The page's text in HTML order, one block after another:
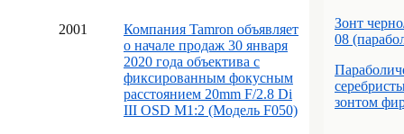
2001
Компания Tamron объявляет
о начале продаж 30 января
2020 года объектива с
фиксированным фокусным
расстоянием 20mm F/2.8 Di
III OSD M1:2 (Модель F050)
Зонт
08
зонтом